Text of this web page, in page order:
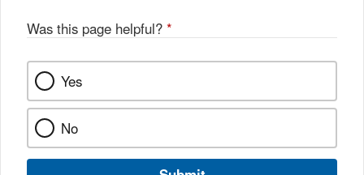
Was this page helpful? *
Yes
No